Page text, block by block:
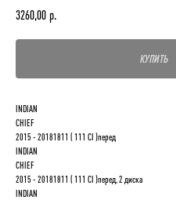
3260,00 р.
КУПИТЬ
INDIAN
CHIEF
2015 - 20181811 ( 111 CI )перед
INDIAN
CHIEF
2015 - 20181811 ( 111 CI )перед, 2 диска
INDIAN